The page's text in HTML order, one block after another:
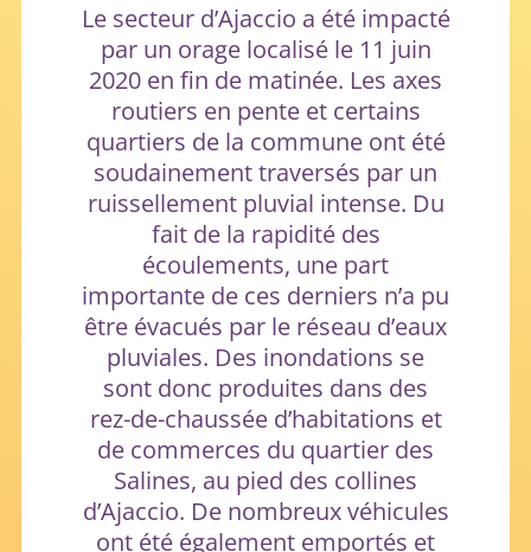
Le secteur d’Ajaccio a été impacté
par un orage localisé le 11 juin
2020 en fin de matinée. Les axes
routiers en pente et certains
quartiers de la commune ont été
soudainement traversés par un
ruissellement pluvial intense. Du
fait de la rapidité des
écoulements, une part
importante de ces derniers n’a pu
être évacués par le réseau d’eaux
pluviales. Des inondations se
sont donc produites dans des
rez-de-chaussée d’habitations et
de commerces du quartier des
Salines, au pied des collines
d’Ajaccio. De nombreux véhicules
ont été également emportés et